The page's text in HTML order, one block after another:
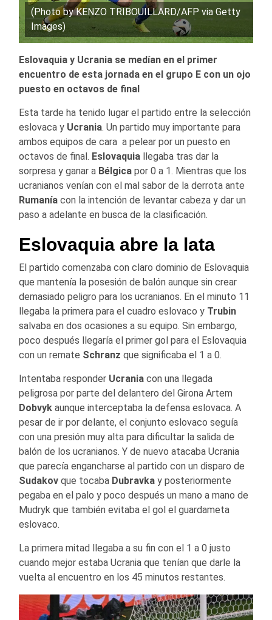
(Photo by KENZO TRIBOUILLARD/AFP via Getty
Images)
Eslovaquia y Ucrania se medían en el primer
encuentro de esta jornada en el grupo E con un ojo
puesto en octavos de final
Esta tarde ha tenido lugar el partido entre la selección
eslovaca y Ucrania. Un partido muy importante para
ambos equipos de cara a pelear por un puesto en
octavos de final. Eslovaquia llegaba tras dar la
sorpresa y ganar a Bélgica por 0 a 1. Mientras que los
ucranianos venían con el mal sabor de la derrota ante
Rumanía con la intención de levantar cabeza y dar un
paso a adelante en busca de la clasificación.
Eslovaquia abre la lata
El partido comenzaba con claro dominio de Eslovaquia
que mantenía la posesión de balón aunque sin crear
demasiado peligro para los ucranianos. En el minuto 11
llegaba la primera para el cuadro eslovaco y Trubin
salvaba en dos ocasiones a su equipo. Sin embargo,
poco después llegaría el primer gol para el Eslovaquia
con un remate Schranz que significaba el 1 a 0.
Intentaba responder Ucrania con una llegada
peligrosa por parte del delantero del Girona Artem
Dobvyk aunque interceptaba la defensa eslovaca. A
pesar de ir por delante, el conjunto eslovaco seguía
con una presión muy alta para dificultar la salida de
balón de los ucranianos. Y de nuevo atacaba Ucrania
que parecía engancharse al partido con un disparo de
Sudakov que tocaba Dubravka y posteriormente
pegaba en el palo y poco después un mano a mano de
Mudryk que también evitaba el gol el guardameta
eslovaco.
La primera mitad llegaba a su fin con el 1 a 0 justo
cuando mejor estaba Ucrania que tenían que darle la
vuelta al encuentro en los 45 minutos restantes.